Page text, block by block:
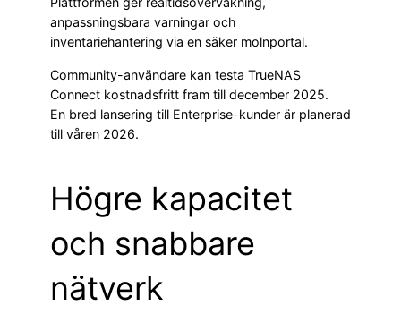
anpassningsbara varningar och
inventariehantering via en säker molnportal.
Community-användare kan testa TrueNAS
Connect kostnadsfritt fram till december 2025.
En bred lansering till Enterprise-kunder är planerad
till våren 2026.
Högre kapacitet
och snabbare
nätverk